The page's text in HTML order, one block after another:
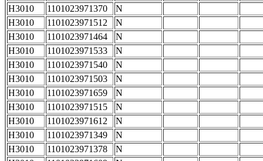
H3010
1101023971370
N
H3010
1101023971512
N
H3010
1101023971464
N
H3010
1101023971533
N
H3010
1101023971540
N
H3010
1101023971503
N
H3010
1101023971659
N
H3010
1101023971515
N
H3010
1101023971612
N
H3010
1101023971349
N
H3010
1101023971378
N